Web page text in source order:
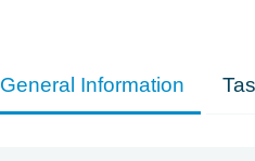
General Information